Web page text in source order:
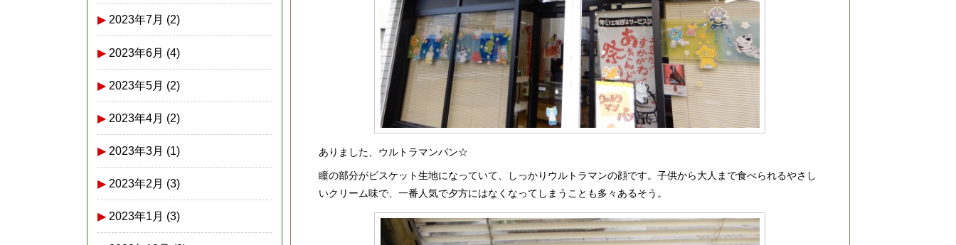
2023年7月 (2)
2023年6月 (4)
2023年5月 (2)
2023年4月 (2)
2023年3月 (1)
2023年2月 (3)
2023年1月 (3)
ありました、ウルトラマンパン☆
瞳の部分がビスケット生地になっていて、しっかりウルトラマンの顔です。子供から大人まで食べられるやさし
いクリーム味で、一番人気で夕方にはなくなってしまうことも多々あるそう。